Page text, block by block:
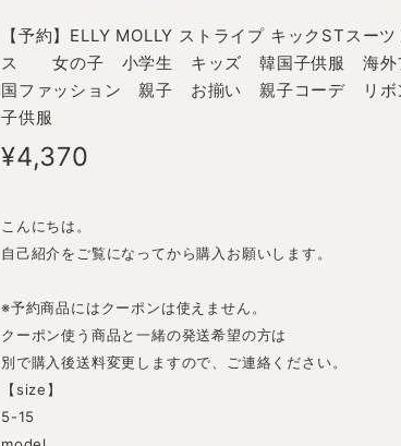
【予約】ELLY MOLLY ストライプ キックSTス
ス 女の子 小学生 キッズ 韓国子供服 海外
国ファッション 親子 お揃い 親子コーデ リ
子供服
¥4,370
こんにちは。
自己紹介をご覧になってから購入お願いします。
※予約商品にはクーポンは使えません。
クーポン使う商品と一緒の発送希望の方は
別で購入後送料変更しますので、ご連絡ください。
【size】
5-15